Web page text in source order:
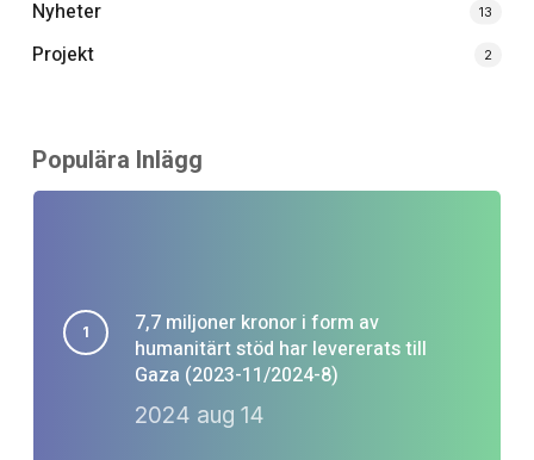
Nyheter
13
Projekt 2
Populära Inlägg
7,7 miljoner kronor i form av
humanitärt stöd har levererats till
Gaza (2023-11/2024-8)
2024 aug 14